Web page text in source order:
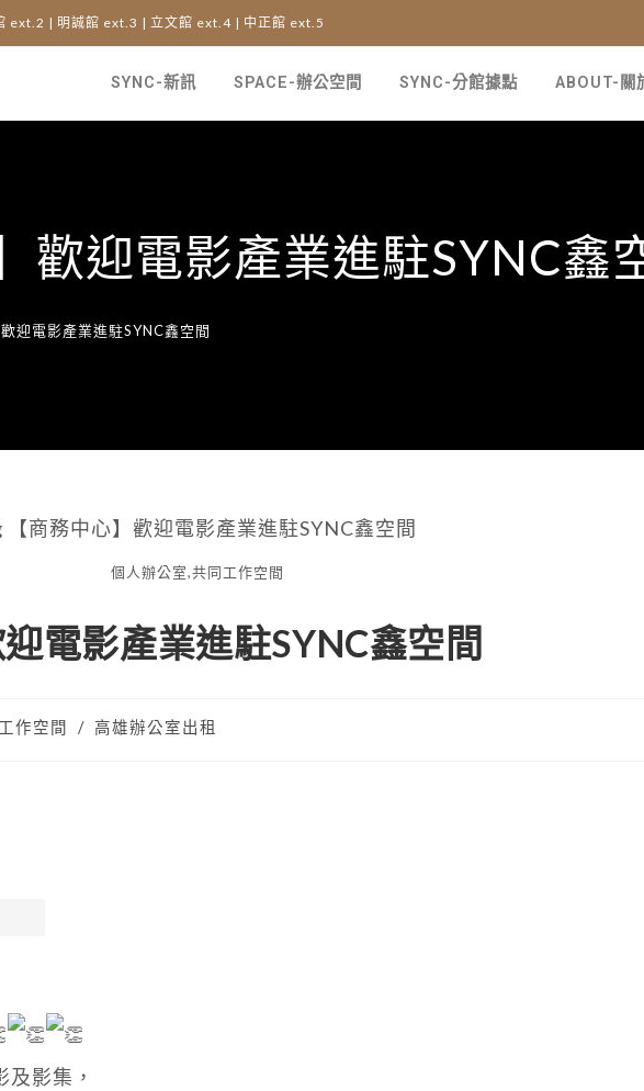
ext.2 | 明誠館 ext.3 | 立文館 ext.4 | 中正館 ext.5
SYNC-新訊 SPACE-辦公空間 SYNC-分館據點 ABOUT-關
歡迎電影產業進駐SYNC鑫
歡迎電影產業進駐SYNC鑫空間
個人辦公室,共同工作空間
迎電影產業進駐SYNC鑫空間
作空間 / 高雄辦公室出租
影集，